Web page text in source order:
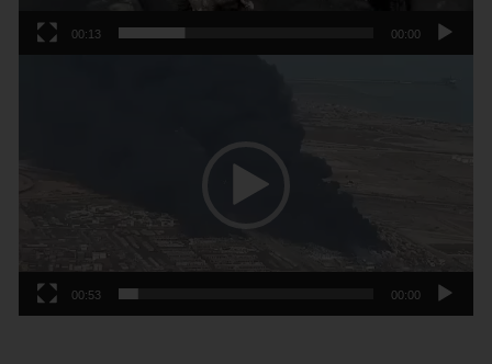
00:00
00:13
00:00
00:53